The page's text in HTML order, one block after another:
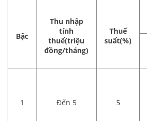
Bậc
Thu nhập
tính
thuế(triệu
đồng/tháng)
Thuế
suất(%)
1 Đến 5 5